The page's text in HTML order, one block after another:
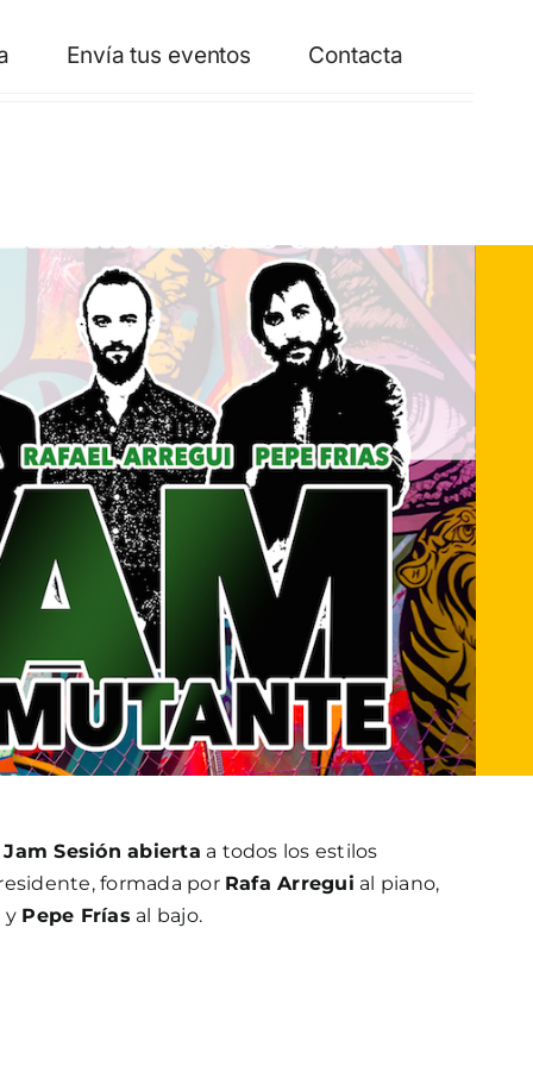
Envía tus eventos Contacta
Jam Sesión abierta a todos los estilos
formada por Rafa Arregui al piano,
y Pepe Frías al bajo.